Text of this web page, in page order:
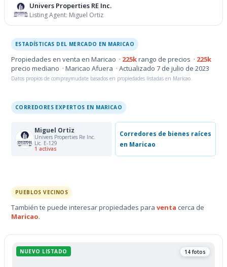
Univers Properties RE Inc.
Listing Agent: Miguel Ortiz
ESTADÍSTICAS DEL MERCADO EN MARICAO
Propiedades en venta en Maricao · 225krango de precios · 225k
precio mediano · Maricao Afuera · Actualizado 7 de julio de 2023
Datos propios de compraymudate basados en propiedades listadas en Maricao.
CORREDORES EXPERTOS EN MARICAO
Miguel Ortiz
Univers Properties Re Inc.
Lic. E-129
1 activas
Corredores de bienes raíces
en Maricao
PUEBLOS VECINOS
También te puede interesar propiedades para venta cerca de
Maricao.
NUEVO LISTADO 14 fotos